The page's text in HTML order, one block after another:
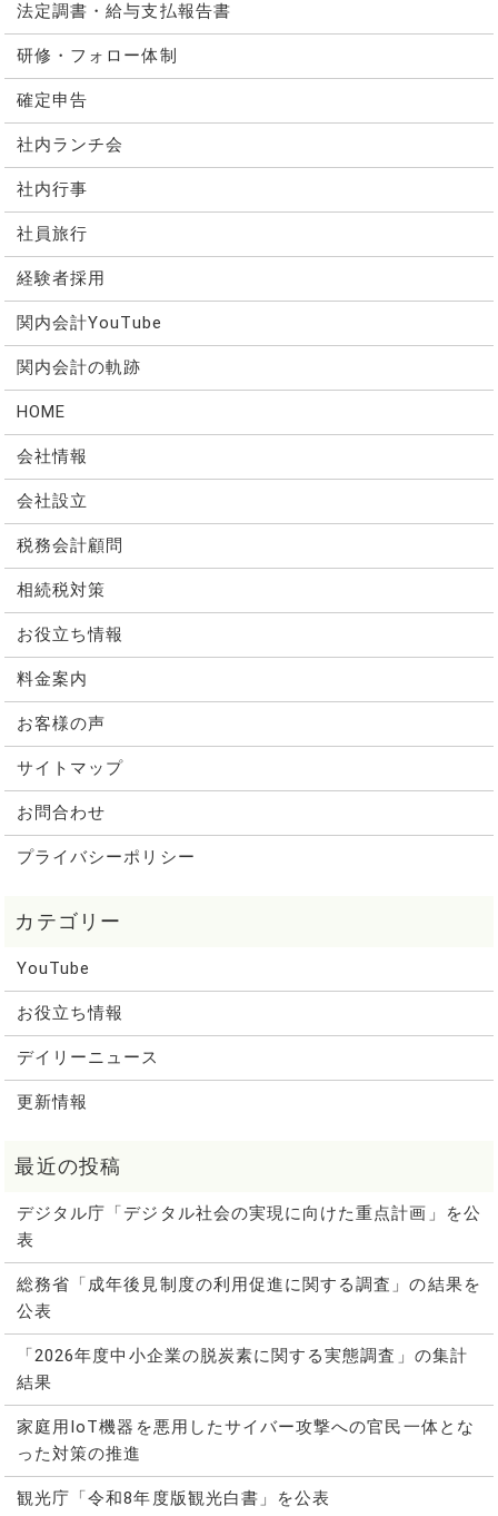
法定調書・給与支払報告書
研修・フォロー体制
確定申告
社内ランチ会
社内行事
社員旅行
経験者採用
関内会計YouTube
関内会計の軌跡
HOME
会社情報
会社設立
税務会計顧問
相続税対策
お役立ち情報
料金案内
お客様の声
サイトマップ
お問合わせ
プライバシーポリシー
YouTube
お役立ち情報
デイリーニュース
更新情報
デジタル庁「デジタル社会の実現に向けた重点計画」を公
表
総務省「成年後見制度の利用促進に関する調査」の結果を
公表
「2026年度中小企業の脱炭素に関する実態調査」の集計
結果
家庭用IoT機器を悪用したサイバー攻撃への官民一体とな
った対策の推進
観光庁「令和8年度版観光白書」を公表